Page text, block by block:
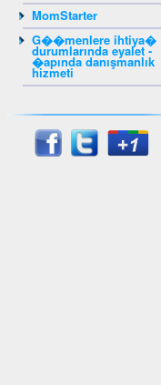
MomStarter
G��menlere ihtiya�
durumlarında eyalet -
�apında danışmanlık
hizmeti